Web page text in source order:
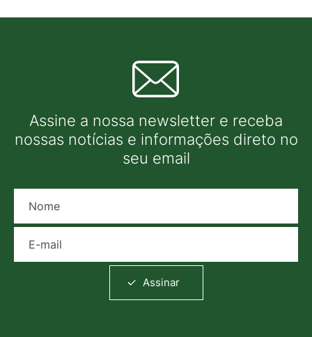
Assine a nossa newsletter e receba
nossas notícias e informações direto no
seu email
Assinar